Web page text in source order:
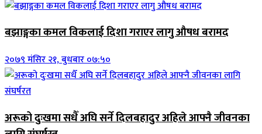
बझाङ्गका कमल विकलाई दिशा गराएर लागु औषध बरामद
२०७९ मंसिर २१, बुधबार ०७:५०
अरूको दुःखमा सधैँ अघि सर्ने दिलबहादुर अहिले आफ्नै जीवनका